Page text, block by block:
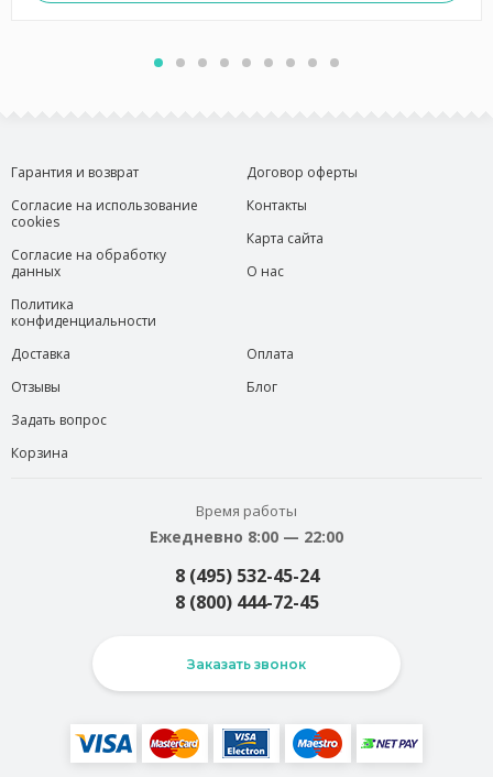
Гарантия и возврат
Согласие на использование
cookies
Согласие на обработку
данных
Политика
конфиденциальности
Договор оферты
Контакты
Карта сайта
О нас
Доставка
Отзывы
Задать вопрос
Корзина
Оплата
Блог
Время работы
Ежедневно 8:00 — 22:00
8 (495) 532-45-24
8 (800) 444-72-45
Заказать звонок